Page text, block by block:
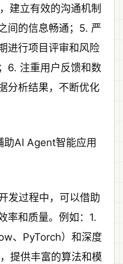
建立有效的沟通机制
间的信息畅通；5. 严
进行项目评审和风险
6. 注重用户反馈和数
分析结果，不断优化
助AI Agent智能应用
发过程中，可以借助
率和质量。例如：1.
、PyTorch）和深度
提供丰富的算法和模